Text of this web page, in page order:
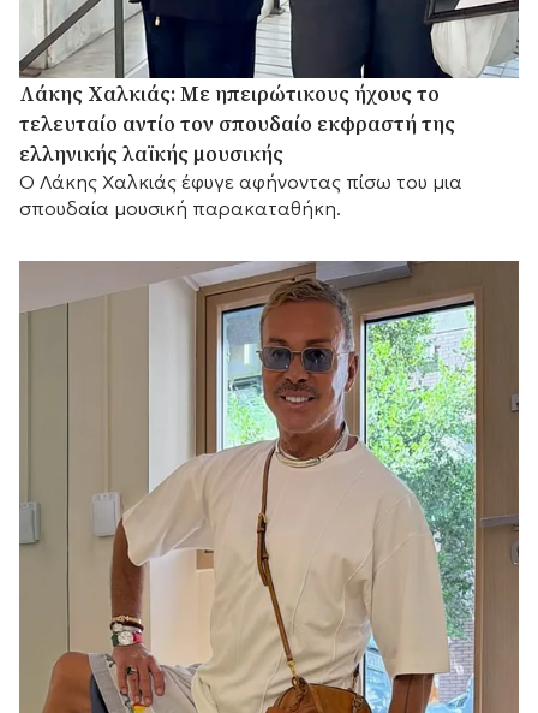
Λάκης Χαλκιάς: Με ηπειρώτικους ήχους το
τελευταίο αντίο τον σπουδαίο εκφραστή της
ελληνικής λαϊκής μουσικής
Ο Λάκης Χαλκιάς έφυγε αφήνοντας πίσω του μια
σπουδαία μουσική παρακαταθήκη.